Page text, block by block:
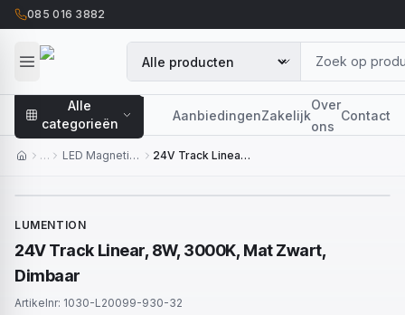
085 016 3882
Alle
categorieën
AanbiedingenZakelijk
Over
ons
Contact
… LED Magnetisch Systeem 24V Track Linear, 8W, 3000K, Mat Zwart, Dimbaar
LUMENTION
24V Track Linear, 8W, 3000K, Mat Zwart,
Dimbaar
Artikelnr: 1030-L20099-930-32